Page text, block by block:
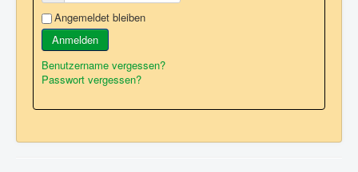
Angemeldet bleiben
Anmelden
Benutzername vergessen?
Passwort vergessen?